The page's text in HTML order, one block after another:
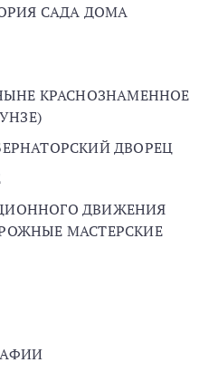
САДА ДОМА
КРАСНОЗНАМЕННОЕ
ДВОРЕЦ
ДВИЖЕНИЯ
МАСТЕРСКИЕ